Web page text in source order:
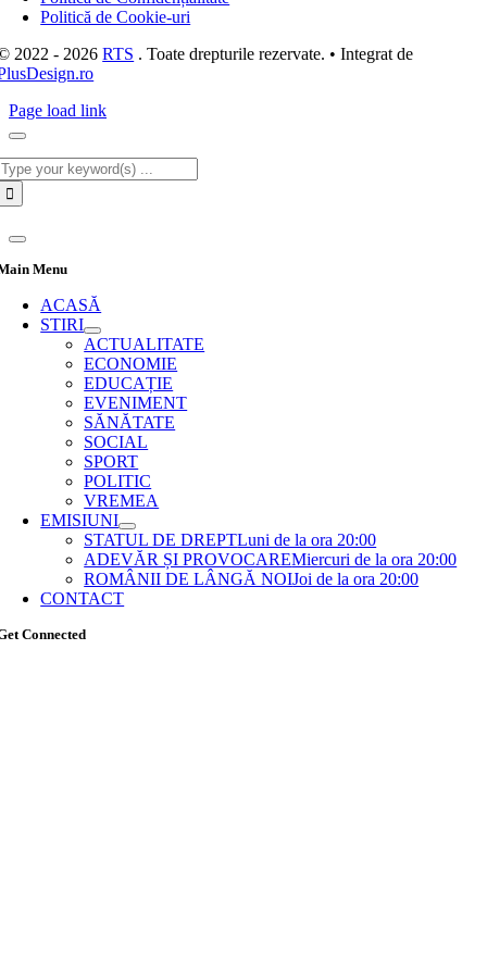
Politică de Cookie-uri
2022 - 2026RTS . Toate drepturile rezervate. • Integrat de
Page load link
Menu
ACASĂ
STIRI
ACTUALITATE
ECONOMIE
EDUCAȚIE
EVENIMENT
SĂNĂTATE
SOCIAL
SPORT
POLITIC
VREMEA
EMISIUNI
STATUL DE DREPTLuni de la ora 20:00
ADEVĂR ȘI PROVOCAREMiercuri de la ora 20:00
ROMÂNII DE LÂNGĂ NOIJoi de la ora 20:00
CONTACT
Connected